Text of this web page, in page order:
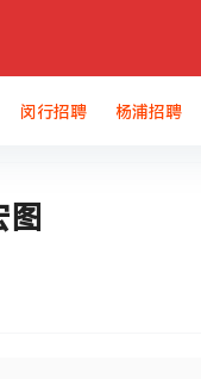
闵行招聘 杨浦招聘